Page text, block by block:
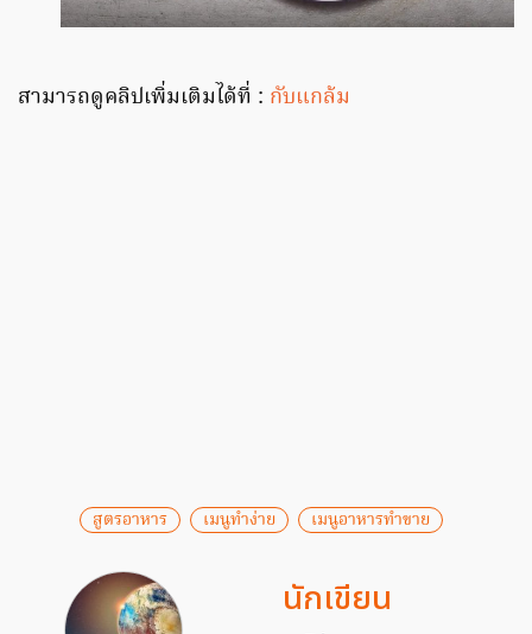
สามารถดูคลิปเพิ่มเติมได้ที่ : กับแกล้ม
สูตรอาหาร เมนูทำง่าย เมนูอาหารทำขาย
นักเขียน